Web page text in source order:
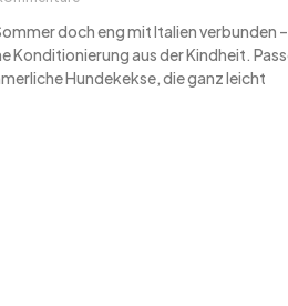
doch eng mit Italien verbunden –
Konditionierung aus der Kindheit.
Hundekekse, die ganz leicht